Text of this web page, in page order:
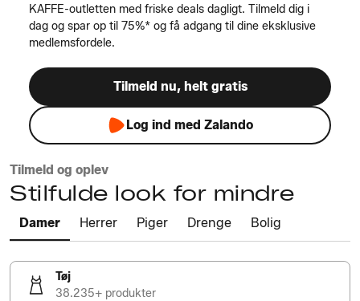
KAFFE-outletten med friske deals dagligt. Tilmeld dig i
dag og spar op til 75%* og få adgang til dine eksklusive
medlemsfordele.
Tilmeld nu, helt gratis
Log ind med Zalando
Tilmeld og oplev
Stilfulde look for mindre
Damer Herrer Piger Drenge Bolig
Tøj
38.235+ produkter